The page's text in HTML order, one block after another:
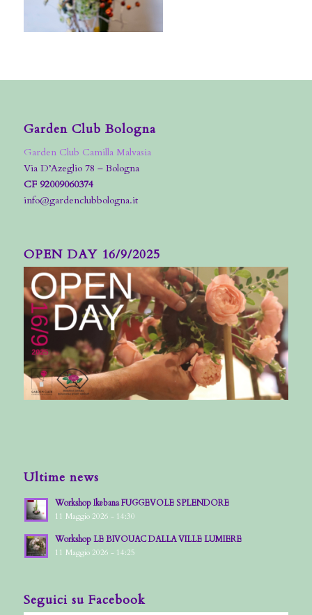
Garden Club Bologna
Garden Club Camilla Malvasia
Via D’Azeglio 78 – Bologna
CF 92009060374
info@gardenclubbologna.it
OPEN DAY 16/9/2025
Ultime news
Workshop Ikebana FUGGEVOLE SPLENDORE
11 Maggio 2026 - 14:30
Workshop LE BIVOUAC DALLA VILLE LUMIERE
11 Maggio 2026 - 14:25
Seguici su Facebook